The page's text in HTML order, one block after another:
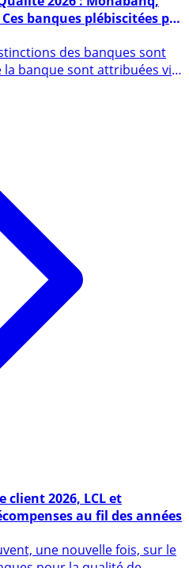
banques plébiscitées par
banque sont attribuées via
2026, LCL et
au fil des années